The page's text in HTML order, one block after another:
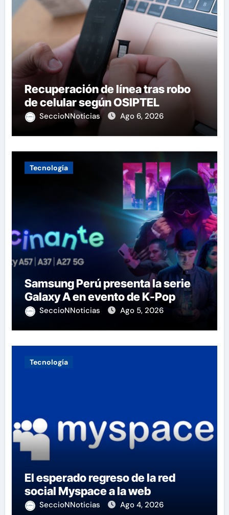
Recuperación de línea tras robo
de celular según OSIPTEL
SeccioNNoticias Ago 6, 2026
Tecnología
Samsung Perú presenta la serie
Galaxy A en evento de K-Pop
SeccioNNoticias Ago 5, 2026
Tecnología
El esperado regreso de la red
social Myspace a la web
SeccioNNoticias Ago 4, 2026